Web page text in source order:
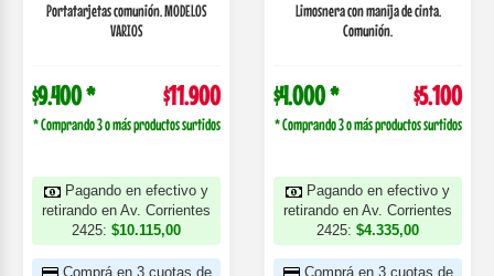
Portatarjetas comunión. MODELOS
VARIOS
$9.400 * $11.900
* Comprando 3 o más productos surtidos
Pagando en efectivo y
retirando en Av. Corrientes
2425: $10.115,00
Comprá en 3 cuotas de
Limosnera con manija de cinta.
Comunión.
$4.000 * $5.100
* Comprando 3 o más productos surtidos
Pagando en efectivo y
retirando en Av. Corrientes
2425: $4.335,00
Comprá en 3 cuotas de